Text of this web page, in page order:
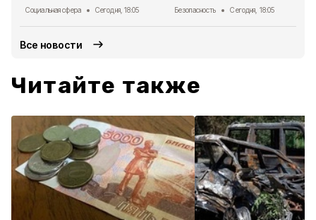
Социальная сфера Сегодня, 18:05 Безопасность Сегодня, 18:05
Все новости
Читайте также